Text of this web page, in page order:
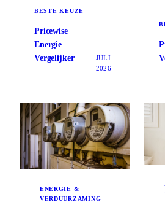
BESTE KEUZE
Pricewise
Energie
Vergelijker
JULI
2026
ENERGIE &
VERDUURZAMING